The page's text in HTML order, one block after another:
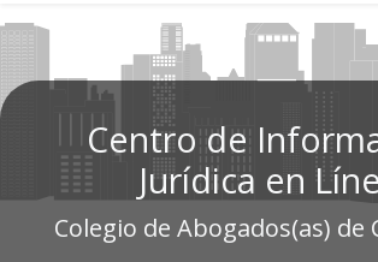
Centro de
Jurídica en
Colegio de Abogados(as) de